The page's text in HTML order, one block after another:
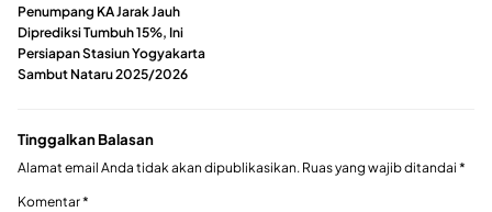
Penumpang KA Jarak Jauh
Diprediksi Tumbuh 15%, Ini
Persiapan Stasiun Yogyakarta
Sambut Nataru 2025/2026
Tinggalkan Balasan
Alamat email Anda tidak akan dipublikasikan. Ruas yang wajib ditandai *
Komentar*